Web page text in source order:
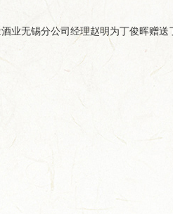
无锡分公司经理赵明为丁俊晖赠送